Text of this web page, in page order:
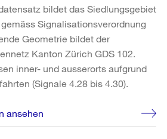
bildet das Siedlungsgebiet
Signalisationsverordnung
Geometrie bildet der
Kanton Zürich GDS 102.
inner- und ausserorts aufgrund
(Signale 4.28 bis 4.30).
ansehen